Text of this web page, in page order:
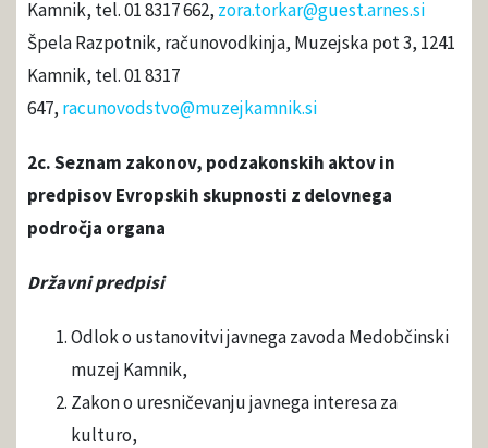
Kamnik, tel. 01 8317 662, zora.torkar@guest.arnes.si
Špela Razpotnik, računovodkinja, Muzejska pot 3, 1241
Kamnik, tel. 01 8317
647, racunovodstvo@muzejkamnik.si
2c. Seznam zakonov, podzakonskih aktov in
predpisov Evropskih skupnosti z delovnega
področja organa
Državni predpisi
Odlok o ustanovitvi javnega zavoda Medobčinski
muzej Kamnik,
Zakon o uresničevanju javnega interesa za
kulturo,